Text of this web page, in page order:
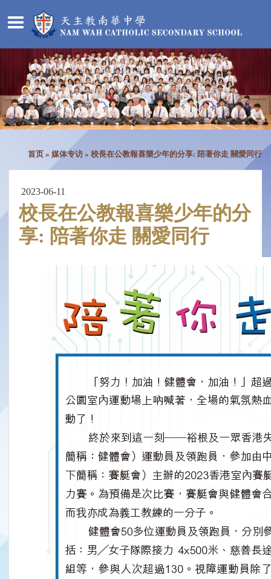
首页 » 媒体专访 » 校長在公教報喜樂少年的分享: 陪著你走 關愛同行
2023-06-11
校長在公教報喜樂少年的分
享: 陪著你走 關愛同行